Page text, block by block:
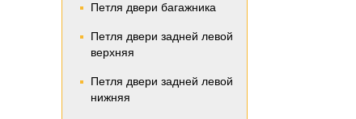
Петля двери багажника
Петля двери задней левой
верхняя
Петля двери задней левой
нижняя